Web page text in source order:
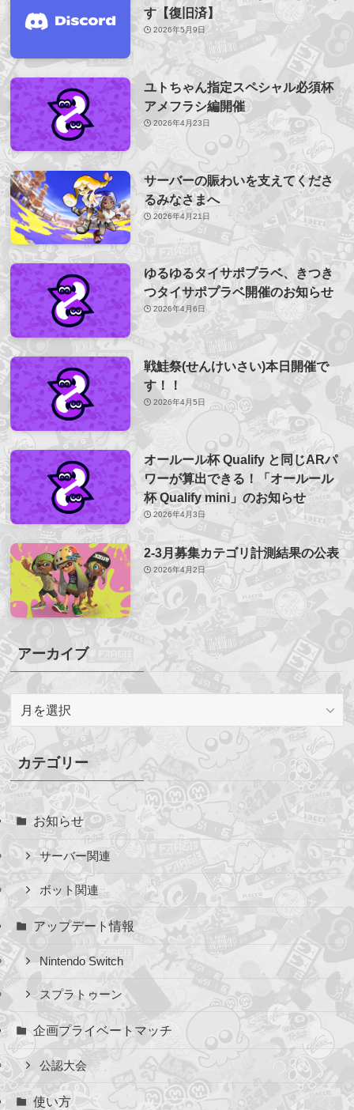
す【復旧済】
2026年5月9日
ユトちゃん指定スペシャル必須杯
アメフラシ編開催
2026年4月23日
サーバーの賑わいを支えてくださ
るみなさまへ
2026年4月21日
ゆるゆるタイサポプラベ、きつき
つタイサポプラベ開催のお知らせ
2026年4月6日
戦鮭祭(せんけいさい)本日開催で
す！！
2026年4月5日
オールール杯 Qualify と同じARパ
ワーが算出できる！「オールール
杯 Qualify mini」のお知らせ
2026年4月3日
2-3月募集カテゴリ計測結果の公表
2026年4月2日
アーカイブ
カ
イ
ブ
カテゴリー
お知らせ
サーバー関連
ボット関連
アップデート情報
Nintendo Switch
スプラトゥーン
企画プライベートマッチ
公認大会
使い方